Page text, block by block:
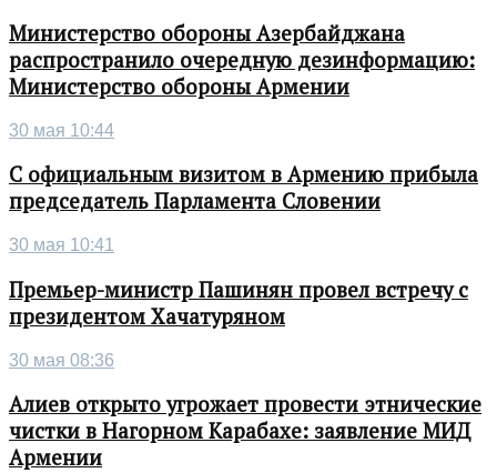
Министерство обороны Азербайджана
распространило очередную дезинформацию:
Министерство обороны Армении
30 мая 10:44
С официальным визитом в Армению прибыла
председатель Парламента Словении
30 мая 10:41
Премьер-министр Пашинян провел встречу с
президентом Хачатуряном
30 мая 08:36
Алиев открыто угрожает провести этнические
чистки в Нагорном Карабахе: заявление МИД
Армении